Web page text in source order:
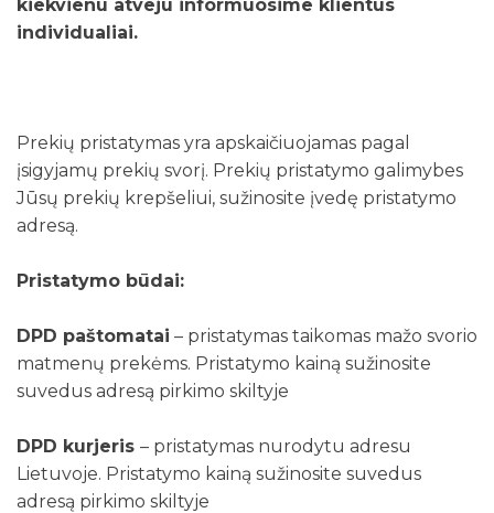
kiekvienu atveju informuosime klientus
individualiai.
Prekių pristatymas yra apskaičiuojamas pagal
įsigyjamų prekių svorį. Prekių pristatymo galimybes
Jūsų prekių krepšeliui, sužinosite įvedę pristatymo
adresą.
Pristatymo būdai:
DPD paštomatai – pristatymas taikomas mažo svorio
matmenų prekėms. Pristatymo kainą sužinosite
suvedus adresą pirkimo skiltyje
DPD kurjeris – pristatymas nurodytu adresu
Lietuvoje. Pristatymo kainą sužinosite suvedus
adresą pirkimo skiltyje